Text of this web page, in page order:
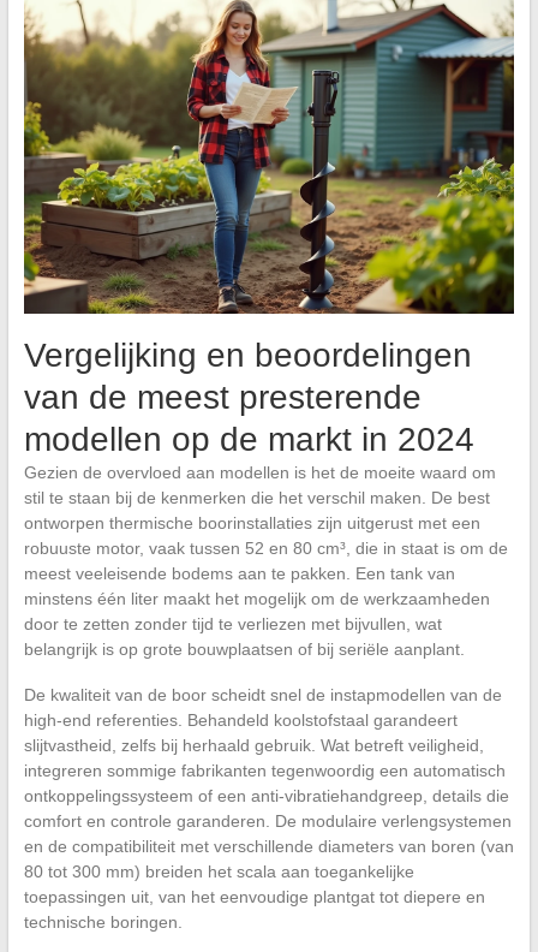
Vergelijking en beoordelingen
van de meest presterende
modellen op de markt in 2024
Gezien de overvloed aan modellen is het de moeite waard om
stil te staan bij de kenmerken die het verschil maken. De best
ontworpen thermische boorinstallaties zijn uitgerust met een
robuuste motor, vaak tussen 52 en 80 cm³, die in staat is om de
meest veeleisende bodems aan te pakken. Een tank van
minstens één liter maakt het mogelijk om de werkzaamheden
door te zetten zonder tijd te verliezen met bijvullen, wat
belangrijk is op grote bouwplaatsen of bij seriële aanplant.
De kwaliteit van de boor scheidt snel de instapmodellen van de
high-end referenties. Behandeld koolstofstaal garandeert
slijtvastheid, zelfs bij herhaald gebruik. Wat betreft veiligheid,
integreren sommige fabrikanten tegenwoordig een automatisch
ontkoppelingssysteem of een anti-vibratiehandgreep, details die
comfort en controle garanderen. De modulaire verlengsystemen
en de compatibiliteit met verschillende diameters van boren (van
80 tot 300 mm) breiden het scala aan toegankelijke
toepassingen uit, van het eenvoudige plantgat tot diepere en
technische boringen.